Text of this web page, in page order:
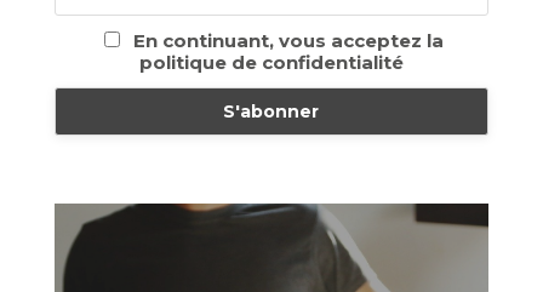
En continuant, vous acceptez la
politique de confidentialité